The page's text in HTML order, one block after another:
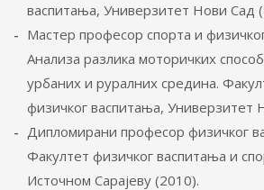
васпитања, Универзитет Нови Сад
Мастер професор спорта и
Анализа разлика моторичких
урбаних и руралних средина.
физичког васпитања, Универзитет
Дипломирани професор физичког
Факултет физичког васпитања и
Источном Сарајеву (2010).